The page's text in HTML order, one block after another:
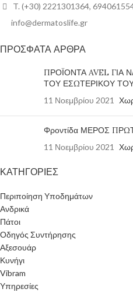
T. (+30) 2221301364,
info@dermatoslife.gr
ΠΡΟΣΦΑΤΑ ΑΡΘΡΑ
ΠΡΟΪΟΝΤΑ AVEL ΓΙΑ
ΤΟΥ ΕΣΩΤΕΡΙΚΟΥ
11 Νοεμβρίου 2021
Φροντίδα ΜΕΡΟΣ
11 Νοεμβρίου 2021
ΚΑΤΗΓΟΡΙΕΣ
Περιποίηση Υποδημάτων
Ανδρικά
Πάτοι
Οδηγός Συντήρησης
Αξεσουάρ
Κυνήγι
Vibram
Υπηρεσίες